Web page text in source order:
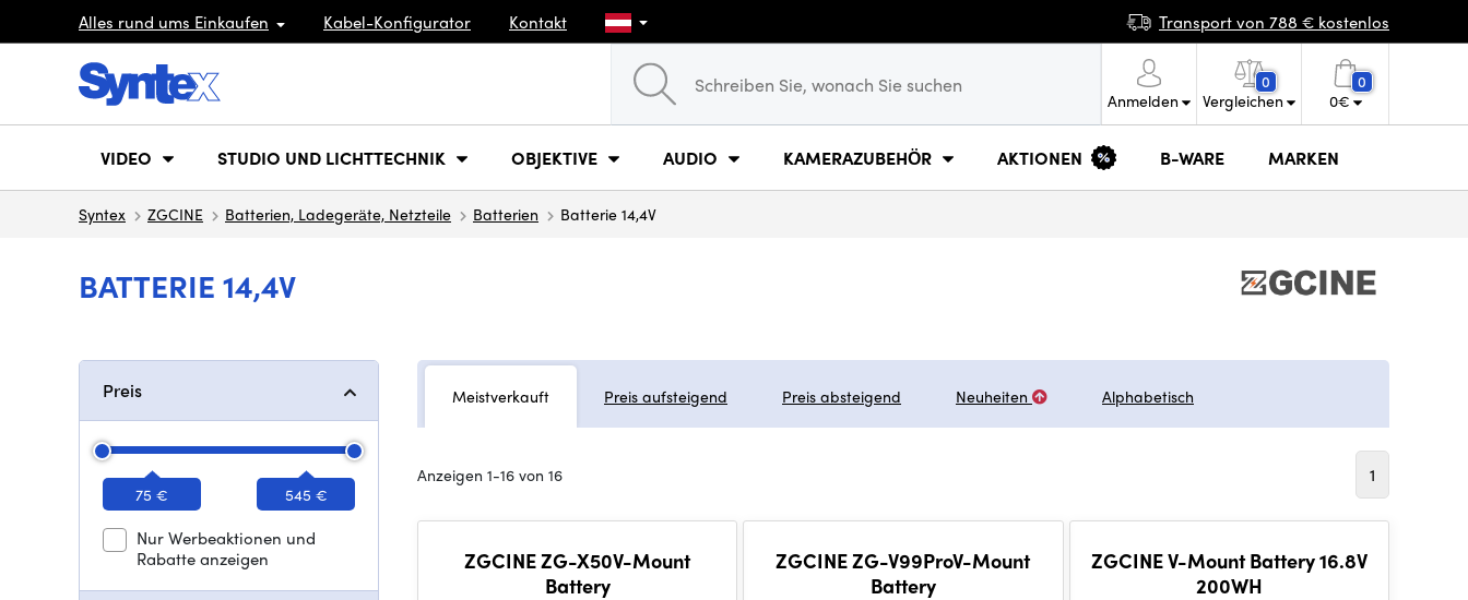
Alles rund ums Einkaufen Kabel-Konfigurator Kontakt Transport von 788 € kostenlos
Anmelden
0
Vergleichen
0
0€
VIDEO STUDIO UND LICHTTECHNIK OBJEKTIVE AUDIO KAMERAZUBEHÖR AKTIONEN B-WARE MARKEN
Syntex ZGCINE Batterien, Ladegeräte, Netzteile Batterien Batterie 14,4V
BATTERIE 14,4V
Preis
75 € 545 €
Nur Werbeaktionen und
Rabatte anzeigen
Meistverkauft Preis aufsteigend Preis absteigend Neuheiten Alphabetisch
Anzeigen 1-16 von 16 1
ZGCINE ZG-X50V-Mount
Battery
ZGCINE ZG-V99ProV-Mount
Battery
ZGCINE V-Mount Battery 16.8V
200WH